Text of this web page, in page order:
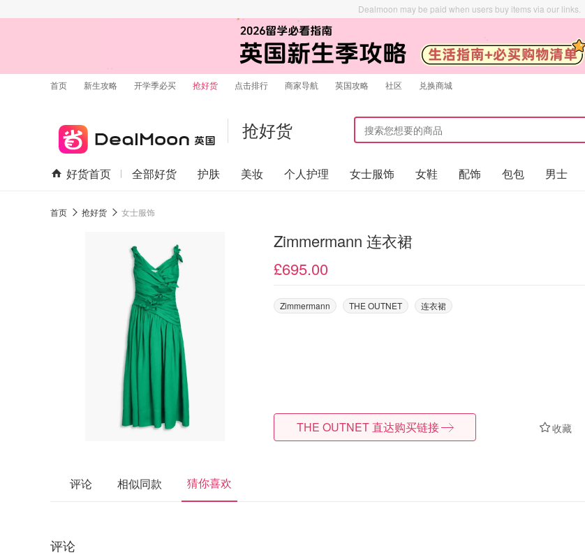
Dealmoon may be paid when users buy items via our links.
首页 新生攻略 开学季必买 抢好货 点击排行 商家导航 英国攻略 社区 兑换商城
抢好货
好货首页 全部好货 护肤 美妆 个人护理 女士服饰 女鞋 配饰 包包 男士
首页 抢好货 女士服饰
Zimmermann 连衣裙
£695.00
Zimmermann THE OUTNET 连衣裙
收藏
THE OUTNET 直达购买链接
评论 相似同款 猜你喜欢
评论